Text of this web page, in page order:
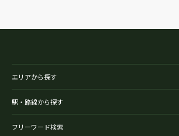
エリアから探す
駅・路線から探す
フリーワード検索